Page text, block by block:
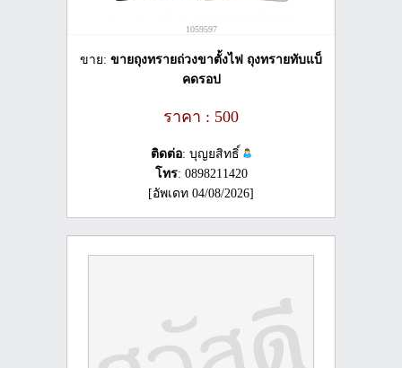
1059597
ขาย: ขายถุงทรายถ่วงขาตั้งไฟ ถุงทรายทับแบ็
คดรอป
ราคา : 500
ติดต่อ: บุญยสิทธิ์
โทร: 0898211420
[อัพเดท 04/08/2026]